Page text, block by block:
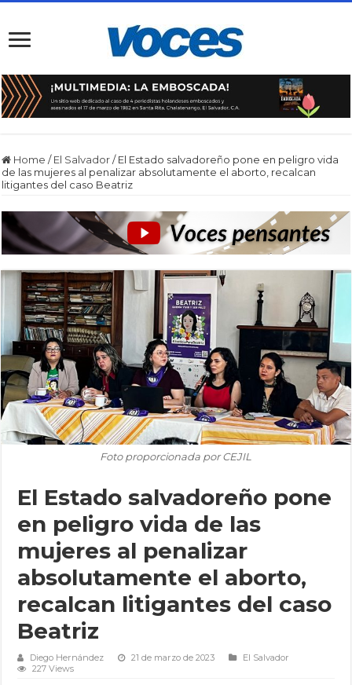
Home / El Salvador / El Estado salvadoreño pone en peligro vida
de las mujeres al penalizar absolutamente el aborto, recalcan
litigantes del caso Beatriz
Foto proporcionada por CEJIL
El Estado salvadoreño pone
en peligro vida de las
mujeres al penalizar
absolutamente el aborto,
recalcan litigantes del caso
Beatriz
Diego Hernández 21 de marzo de 2023
El Salvador
227 Views